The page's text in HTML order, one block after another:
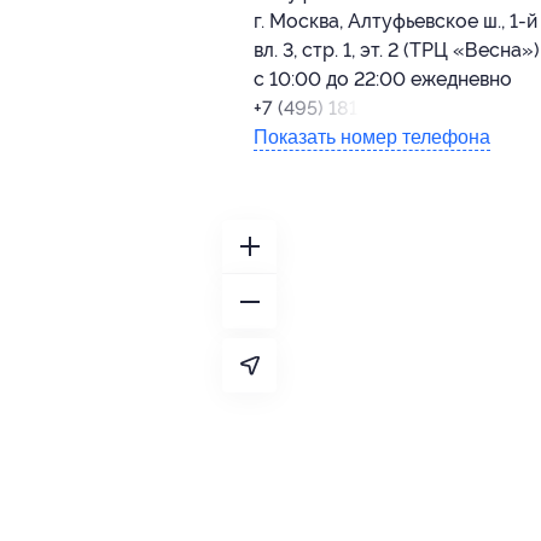
г. Москва, Алтуфьевское ш., 1-
вл. 3, стр. 1, эт. 2 (ТРЦ «Весна»)
с 10:00 до 22:00 ежедневно
+7 (495) 181-22-77
Показать номер телефона